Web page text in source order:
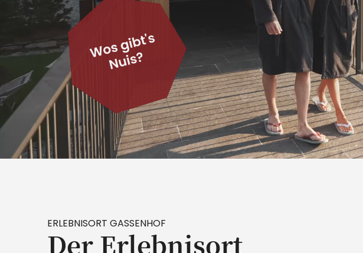
ERLEBNISORT GASSENHOF
Der Erlebnisort